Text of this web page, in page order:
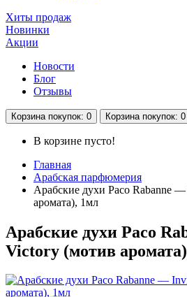
Хиты продаж
Новинки
Акции
Новости
Блог
Отзывы
Корзина покупок: 0 Корзина покупок: 0
В корзине пусто!
Главная
Арабская парфюмерия
Арабские духи Paco Rabanne
аромата), 1мл
Арабские духи Paco
Victory (мотив